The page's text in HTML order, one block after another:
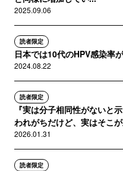
2025.09.06
読者限定
日本では10代のHPV感染率
2024.08.22
読者限定
『実は分子相同性がないと
われがちだけど、実はそこ
2026.01.31
読者限定